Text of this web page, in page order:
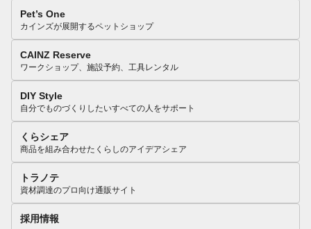
Pet’s One
カインズが展開するペットショップ
CAINZ Reserve
ワークショップ、施設予約、工具レンタル
DIY Style
自分でものづくりしたいすべての人をサポート
くらシェア
商品を組み合わせたくらしのアイデアシェア
トラノテ
資材調達のプロ向け通販サイト
採用情報